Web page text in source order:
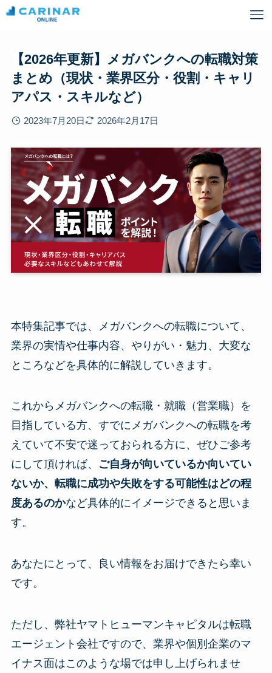
【2026年更新】メガバンクへの転職対策
まとめ（現状・業界区分・役割・キャリ
アパス・スキルなど）
2023年7月20日 2026年2月17日
本特集記事では、メガバンクへの転職について、
業界の実情や仕事内容、やりがい・魅力、大変な
ところなどを具体的に解説していきます。
これからメガバンクへの転職・就職（営業職）を
目指している方、すでにメガバンクへの転職を考
えていて不安で迷っておられる方に、ぜひご参考
にして頂ければ、
ご自身が向いているか向いてい
ないか、転職に成功や失敗をする可能性はどの程
度あるのかなど具体的にイメージできると思いま
す。
あなたにとって、良い情報をお届けできたら幸い
です。
ただし、弊社ヤマトヒューマンキャピタルは転職
エージェント会社ですので、業界や個別企業のマ
イナス面はこのような場では申し上げられませ